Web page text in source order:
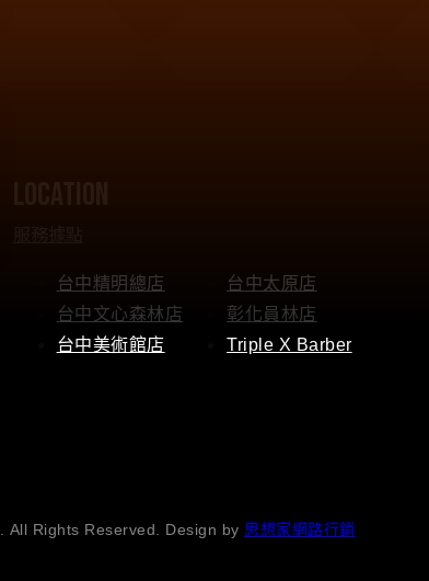
台中精明總店
台中文心森林店
台中美術館店
台中太原店
彰化員林店
Triple X Barber
. All Rights Reserved. Design by 思想家網路行銷